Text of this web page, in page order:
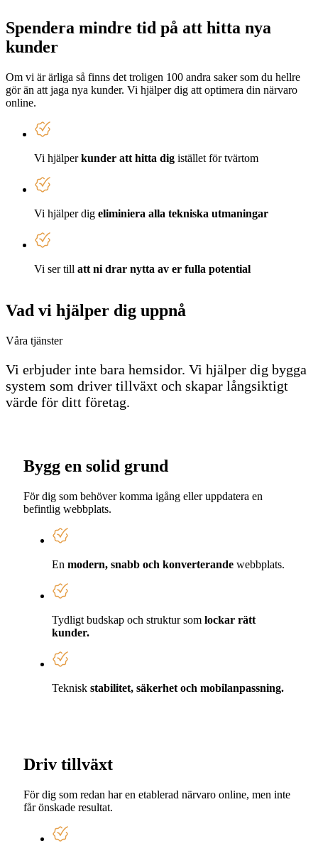
Spendera mindre tid på att hitta nya
kunder
Om vi är ärliga så finns det troligen 100 andra saker som du hellre
gör än att jaga nya kunder. Vi hjälper dig att optimera din närvaro
online.
Vi hjälperkunder att hitta dig istället för tvärtom
Vi hjälper dig eliminiera alla tekniska utmaningar
Vi ser till att ni drar nytta av er fulla potential
Vad vi hjälper dig uppnå
Våra tjänster
Vi erbjuder inte bara hemsidor. Vi hjälper dig bygga
system som driver tillväxt och skapar långsiktigt
värde för ditt företag.
Bygg en solid grund
För dig som behöver komma igång eller uppdatera en
befintlig webbplats.
En modern, snabb och konverterandewebbplats.
Tydligt budskap och struktur som lockar rätt
kunder.
Teknisk stabilitet, säkerhet och mobilanpassning.
Driv tillväxt
För dig som redan har en etablerad närvaro online, men inte
får önskade resultat.